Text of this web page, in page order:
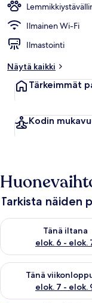
Ilmainen Wi-Fi
Ilmastointi
Näytä kaikki
Tärkeimmät
Kodin
Tarkista näiden
Tänä iltana
elok. 6 - elok.
Tarkista tämän illan
Tänä
elok. 7 - elok.
Tarkista tämän